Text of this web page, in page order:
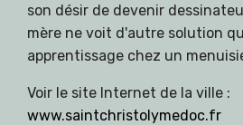
son désir de devenir
mère ne voit d'autre solution
apprentissage chez un
Voir le site Internet de la ville :
www.saintchristolymedoc.fr